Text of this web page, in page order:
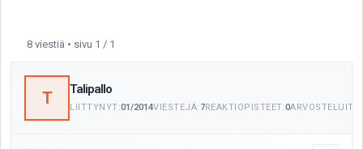
8 viestiä • sivu 1 / 1
T Talipallo
LIITTYNYT:01/2014VIESTEJÄ: 7REAKTIOPISTEET:0ARVOSTELUITA: